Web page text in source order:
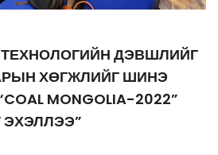
ДЭВШЛИЙГ
ХӨГЖЛИЙГ ШИНЭ
MONGOLIA-2022”
ЭХЭЛЛЭЭ”